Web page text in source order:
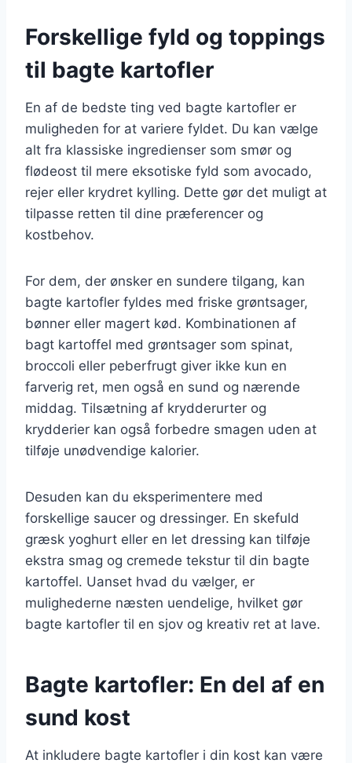
Forskellige fyld og toppings
til bagte kartofler
En af de bedste ting ved bagte kartofler er
muligheden for at variere fyldet. Du kan vælge
alt fra klassiske ingredienser som smør og
flødeost til mere eksotiske fyld som avocado,
rejer eller krydret kylling. Dette gør det muligt at
tilpasse retten til dine præferencer og
kostbehov.
For dem, der ønsker en sundere tilgang, kan
bagte kartofler fyldes med friske grøntsager,
bønner eller magert kød. Kombinationen af
bagt kartoffel med grøntsager som spinat,
broccoli eller peberfrugt giver ikke kun en
farverig ret, men også en sund og nærende
middag. Tilsætning af krydderurter og
krydderier kan også forbedre smagen uden at
tilføje unødvendige kalorier.
Desuden kan du eksperimentere med
forskellige saucer og dressinger. En skefuld
græsk yoghurt eller en let dressing kan tilføje
ekstra smag og cremede tekstur til din bagte
kartoffel. Uanset hvad du vælger, er
mulighederne næsten uendelige, hvilket gør
bagte kartofler til en sjov og kreativ ret at lave.
Bagte kartofler: En del af en
sund kost
At inkludere bagte kartofler i din kost kan være